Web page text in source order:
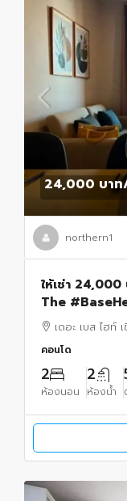
24,000 บาท
northern1
ให้เช่า
The
#เฟอร์นิเจอร์แ
เดอะ เบส ไฮท์
คอนโด
2
ห้องนอน
2
ห้องน้ำ